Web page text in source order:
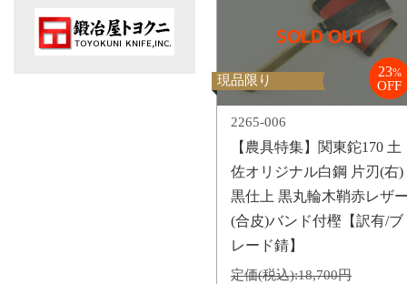
現品限り
23%
OFF
2265-006
【農具特集】関東鉈170 土
佐オリジナル白鋼 片刃(右)
黒仕上 黒丸輪木鞘赤レザ
(合皮)バンド付樫【訳有/ブ
レード錆】
定価(税込):18,700円